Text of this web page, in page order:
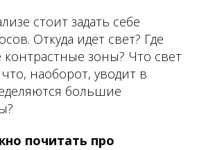
стоит задать себе
Откуда идёт свет? Где
контрастные зоны? Что свет
наоборот, уводит в
большие
почитать про